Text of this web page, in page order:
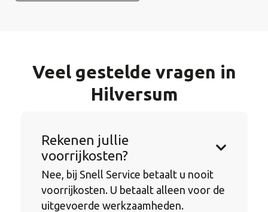
Veel gestelde vragen in
Hilversum
Rekenen jullie
voorrijkosten?
Nee, bij Snell Service betaalt u nooit
voorrijkosten. U betaalt alleen voor de
uitgevoerde werkzaamheden.